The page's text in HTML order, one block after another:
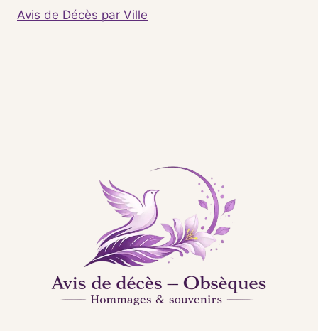
Avis de Décès par Ville